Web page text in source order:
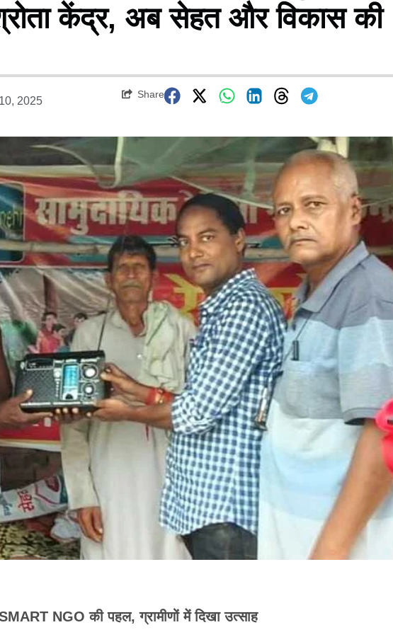
केंद्र, अब सेहत और विकास की
2025
Share
NGO की पहल, ग्रामीणों में दिखा उत्साह